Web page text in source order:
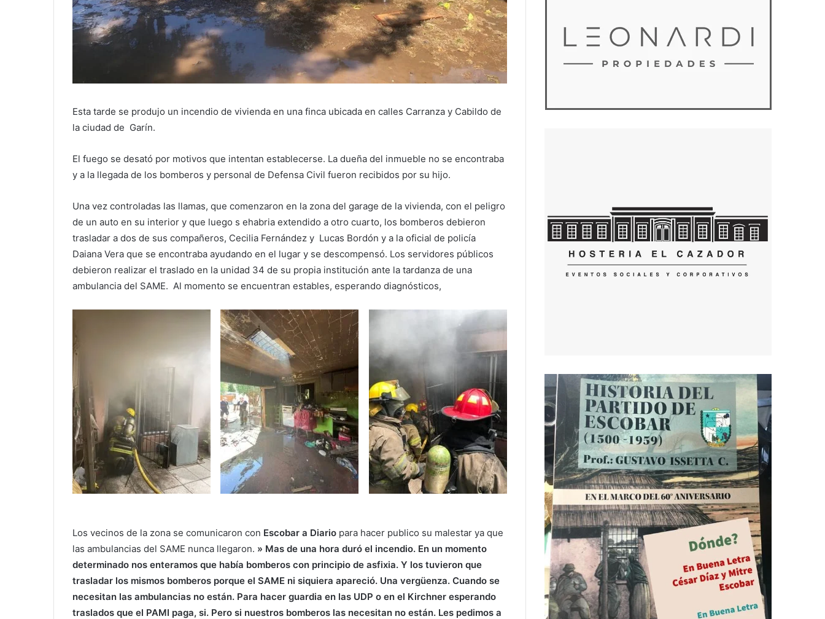
Esta tarde se produjo un incendio de vivienda en una finca ubicada en calles Carranza y Cabildo de
la ciudad de Garín.
El fuego se desató por motivos que intentan establecerse. La dueña del inmueble no se encontraba
y a la llegada de los bomberos y personal de Defensa Civil fueron recibidos por su hijo.
Una vez controladas las llamas, que comenzaron en la zona del garage de la vivienda, con el peligro
de un auto en su interior y que luego s ehabria extendido a otro cuarto, los bomberos debieron
trasladar a dos de sus compañeros, Cecilia Fernández y Lucas Bordón y a la oficial de policía
Daiana Vera que se encontraba ayudando en el lugar y se descompensó. Los servidores públicos
debieron realizar el traslado en la unidad 34 de su propia institución ante la tardanza de una
ambulancia del SAME. Al momento se encuentran estables, esperando diagnósticos,
Los vecinos de la zona se comunicaron con Escobar a Diario para hacer publico su malestar ya que
las ambulancias del SAME nunca llegaron. » Mas de una hora duró el incendio. En un momento
determinado nos enteramos que había bomberos con principio de asfixia. Y los tuvieron que
trasladar los mismos bomberos porque el SAME ni siquiera apareció. Una vergüenza. Cuando se
necesitan las ambulancias no están. Para hacer guardia en las UDP o en el Kirchner esperando
traslados que el PAMI paga, si. Pero si nuestros bomberos las necesitan no están. Les pedimos a